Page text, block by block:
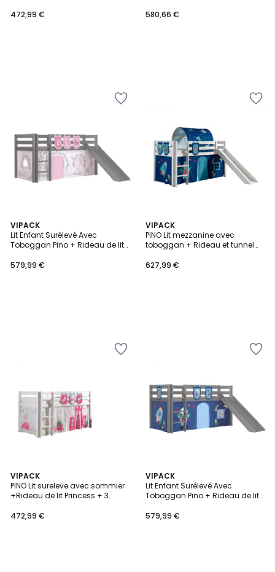
472,99 €
princess
580,66 €
VIPACK
Lit Enfant Surélevé Avec
Toboggan Pino + Rideau de lit
579,99 €
VIPACK
PINO Lit mezzanine avec
toboggan + Rideau et tunnel
627,99 €
VIPACK
PINO Lit sureleve avec sommier
+Rideau de lit Princess + 3
472,99 €
VIPACK
Lit Enfant Surélevé Avec
Toboggan Pino + Rideau de lit
579,99 €